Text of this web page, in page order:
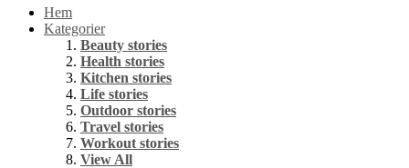
Hem
Kategorier
Beauty stories
Health stories
Kitchen stories
Life stories
Outdoor stories
Travel stories
Workout stories
View All